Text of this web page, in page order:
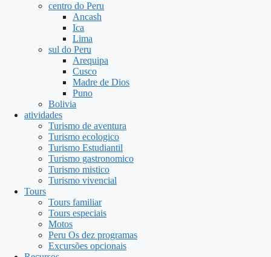
centro do Peru
Ancash
Ica
Lima
sul do Peru
Arequipa
Cusco
Madre de Dios
Puno
Bolivia
atividades
Turismo de aventura
Turismo ecologico
Turismo Estudiantil
Turismo gastronomico
Turismo mistico
Turismo vivencial
Tours
Tours familiar
Tours especiais
Motos
Peru Os dez programas
Excursões opcionais